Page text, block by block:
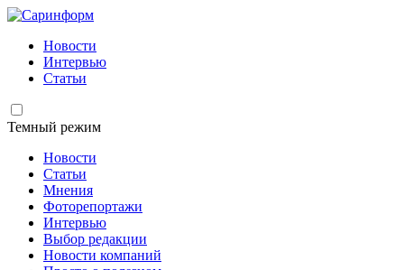
Новости
Интервью
Статьи
Темный режим
Новости
Статьи
Мнения
Фоторепортажи
Интервью
Выбор редакции
Новости компаний